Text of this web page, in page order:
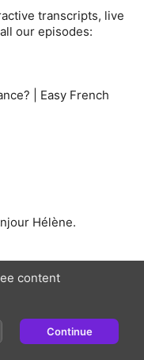
transcripts, live
our episodes:
| Easy French
Hélène.
? content
Continue